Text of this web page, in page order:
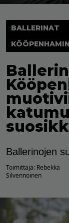
BALLERINAT
Ballerinojen
Toimittaja: Rebekka
Silvennoinen